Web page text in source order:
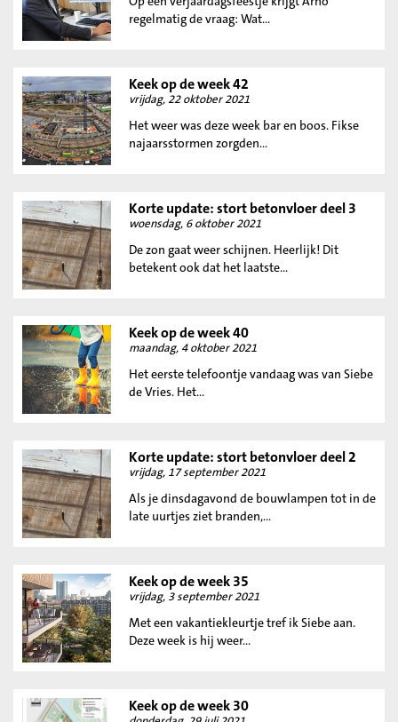
regelmatig de vraag: Wat...
Keek op de week 42
vrijdag, 22 oktober 2021
Het weer was deze week bar en boos. Fikse
najaarsstormen zorgden...
Korte update: stort betonvloer deel 3
woensdag, 6 oktober 2021
De zon gaat weer schijnen. Heerlijk! Dit
betekent ook dat het laatste...
Keek op de week 40
maandag, 4 oktober 2021
Het eerste telefoontje vandaag was van Siebe
de Vries. Het...
Korte update: stort betonvloer deel 2
vrijdag, 17 september 2021
Als je dinsdagavond de bouwlampen tot in de
late uurtjes ziet branden,...
Keek op de week 35
vrijdag, 3 september 2021
Met een vakantiekleurtje tref ik Siebe aan.
Deze week is hij weer...
Keek op de week 30